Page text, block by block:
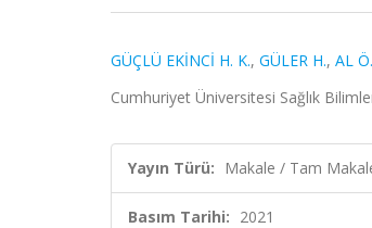
GÜÇLÜ EKİNCİ H. K., GÜLER H., AL Ö.
Cumhuriyet Üniversitesi Sağlık
Yayın Türü: Makale / Tam
Basım Tarihi: 2021